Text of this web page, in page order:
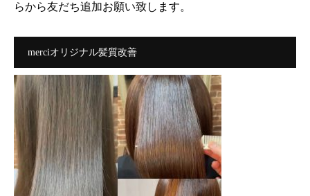
らから友だち追加お願い致します。
merciオリジナル髪質改善